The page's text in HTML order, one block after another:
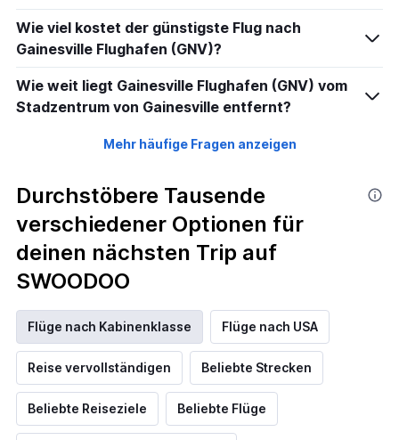
Wie viel kostet der günstigste Flug nach
Gainesville Flughafen (GNV)?
Wie weit liegt Gainesville Flughafen (GNV) vom
Stadzentrum von Gainesville entfernt?
Mehr häufige Fragen anzeigen
Durchstöbere Tausende
verschiedener Optionen für
deinen nächsten Trip auf
SWOODOO
Flüge nach Kabinenklasse Flüge nach USA
Reise vervollständigen Beliebte Strecken
Beliebte Reiseziele Beliebte Flüge